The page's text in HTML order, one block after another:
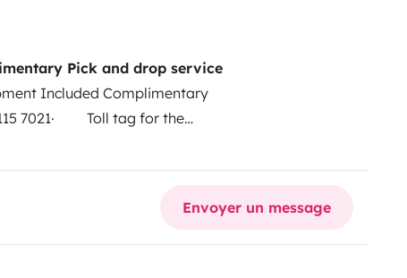
Pick and drop service
Included Complimentary
7021· Toll tag for the
extinguisher· Adapter
· Salt, pepper and
and firelighters·
Envoyer un message